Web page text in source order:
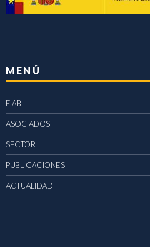
MENÚ
FIAB
ASOCIADOS
SECTOR
PUBLICACIONES
ACTUALIDAD